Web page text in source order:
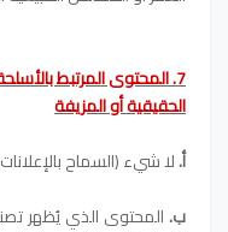
7. المحتوى المرتبط
الحقيقية أو المزيفة
أ.لا شيء (السماح
ب. المحتوى الذي يُظهر